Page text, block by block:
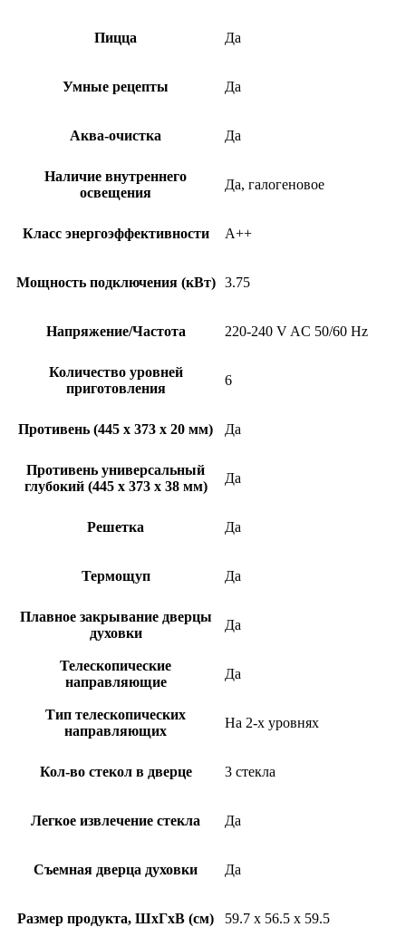
Пицца Да
Умные рецепты Да
Аква-очистка Да
Наличие внутреннего
освещения
Да, галогеновое
Класс энергоэффективности A++
Мощность подключения (кВт) 3.75
Напряжение/Частота 220-240 V AC 50/60 Hz
Количество уровней
приготовления
6
Противень (445 x 373 x 20 мм) Да
Противень универсальный
глубокий (445 x 373 x 38 мм)
Да
Решетка Да
Термощуп Да
Плавное закрывание дверцы
духовки
Да
Телескопические
направляющие
Да
Тип телескопических
направляющих
На 2-х уровнях
Кол-во стекол в дверце 3 стекла
Легкое извлечение стекла Да
Съемная дверца духовки Да
Размер продукта, ШхГхВ (см) 59.7 x 56.5 x 59.5